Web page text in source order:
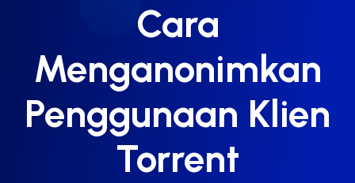
Cara
Menganonimkan
Penggunaan Klien
Torrent